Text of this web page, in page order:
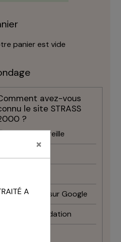
panier est vide
avez-vous
le site STRASS
?
Bouche à oreille
Recherche sur Google
Recommandation
×
A